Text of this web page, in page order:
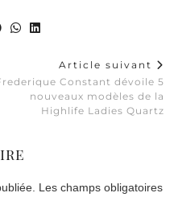
Article suivant
Constant dévoile 5
nouveaux modèles de la
Highlife Ladies Quartz
Les champs obligatoires